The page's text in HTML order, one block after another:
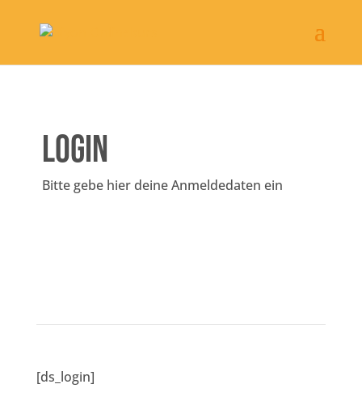
Login
Bitte gebe hier deine Anmeldedaten ein
[ds_login]